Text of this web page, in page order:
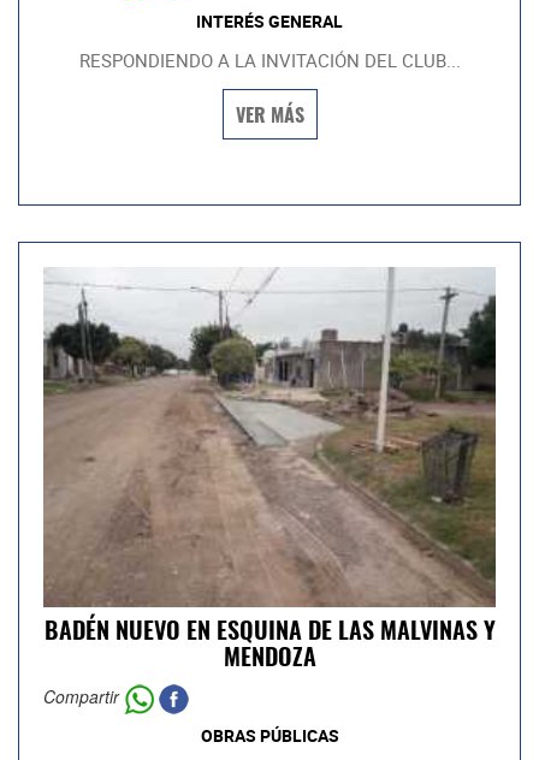
INTERÉS GENERAL
RESPONDIENDO A LA INVITACIÓN DEL CLUB...
VER MÁS
BADÉN NUEVO EN ESQUINA DE LAS MALVINAS Y
MENDOZA
Compartir
OBRAS PÚBLICAS